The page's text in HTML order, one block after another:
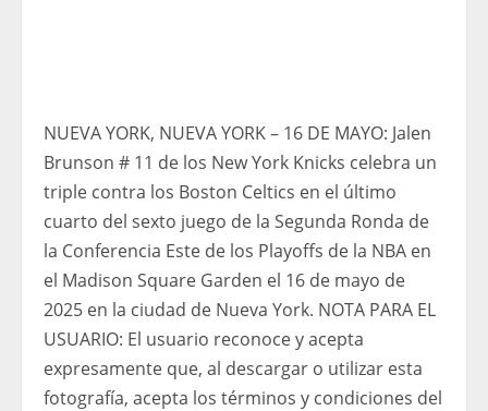
NUEVA YORK, NUEVA YORK – 16 DE MAYO: Jalen
Brunson # 11 de los New York Knicks celebra un
triple contra los Boston Celtics en el último
cuarto del sexto juego de la Segunda Ronda de
la Conferencia Este de los Playoffs de la NBA en
el Madison Square Garden el 16 de mayo de
2025 en la ciudad de Nueva York. NOTA PARA EL
USUARIO: El usuario reconoce y acepta
expresamente que, al descargar o utilizar esta
fotografía, acepta los términos y condiciones del